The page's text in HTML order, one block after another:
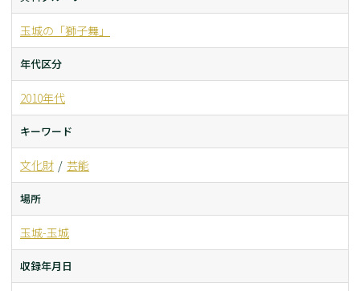
玉城の「獅子舞」
年代区分
2010年代
キーワード
文化財 芸能
場所
玉城-玉城
収録年月日